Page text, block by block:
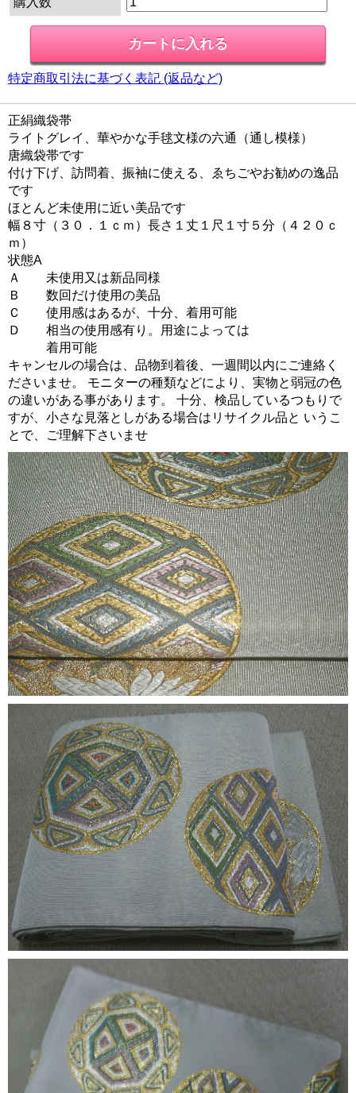
特定商取引法に基づく表記 (返品など)
正絹織袋帯
ライトグレイ、華やかな手毬文様の六通（通し模様）
唐織袋帯です
付け下げ、訪問着、振袖に使える、ゑちごやお勧めの逸品
です
ほとんど未使用に近い美品です
幅８寸（３０．１ｃｍ）長さ１丈１尺１寸５分（４２０ｃ
ｍ）
状態A
Ａ 未使用又は新品同様
Ｂ 数回だけ使用の美品
Ｃ 使用感はあるが、十分、着用可能
Ｄ 相当の使用感有り。用途によっては
着用可能
キャンセルの場合は、品物到着後、一週間以内にご連絡く
ださいませ。 モニターの種類などにより、実物と弱冠の色
の違いがある事があります。 十分、検品しているつもりで
すが、小さな見落としがある場合はリサイクル品と いうこ
とで、ご理解下さいませ